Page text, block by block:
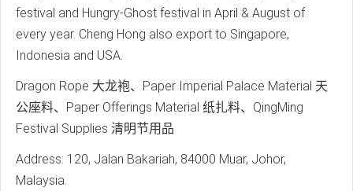
festival and Hungry-Ghost festival in April & August of
every year. Cheng Hong also export to Singapore,
Indonesia and USA.
Dragon Rope 大龙袍、Paper Imperial Palace Material 天
公座料、Paper Offerings Material 纸扎料、QingMing
Festival Supplies 清明节用品
Address: 120, Jalan Bakariah, 84000 Muar, Johor,
Malaysia.